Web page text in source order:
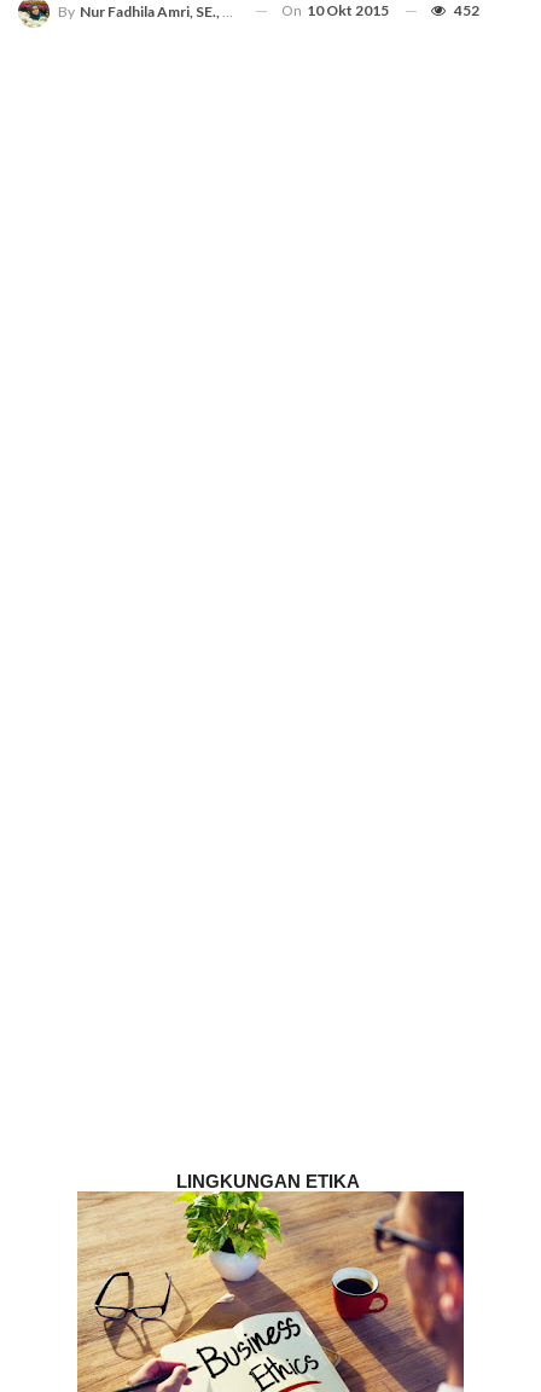
By Nur Fadhila Amri, SE., Ak., M.Si On 10 Okt 2015 452
LINGKUNGAN ETIKA